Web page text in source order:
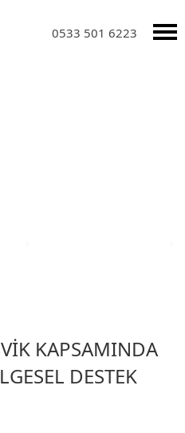
0533 501 6223
KAPSAMINDA
DESTEK